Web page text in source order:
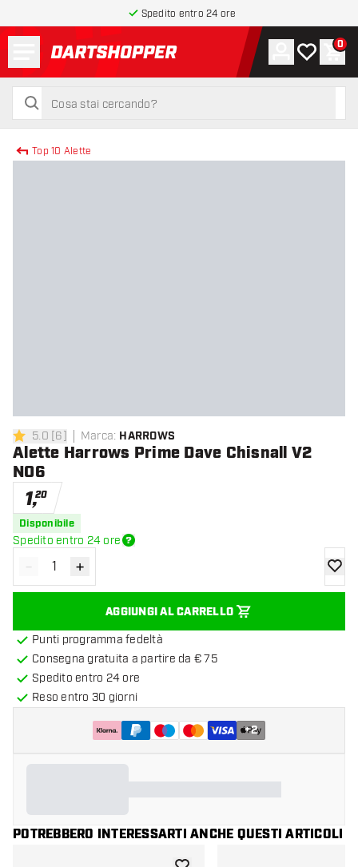
Spedito entro 24 ore
torna alla home page
cerca
cerca
Account
La mia0
Top 10 Alette
5 stelle di valutazione
5.0 [6] Marca: HARROWS
Alette Harrows Prime Dave Chisnall V2
NO6
1,20
Disponibile
Spedito entro 24 ore
Diminuisci quantità
- Aumenta quantità
+
AGGIUNGI AL CARRELLO
Punti programma fedeltà
Consegna gratuita a partire da € 75
Spedito entro 24 ore
Reso entro 30 giorni
+2
POTREBBERO INTERESSARTI ANCHE QUESTI ARTICOLI